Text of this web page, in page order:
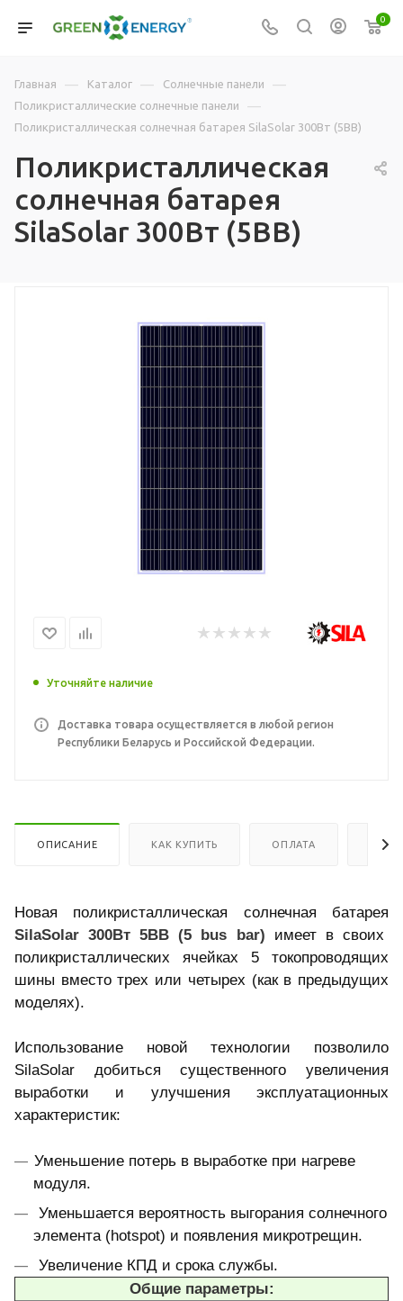
0
Главная — Каталог — Солнечные панели —
Поликристаллические солнечные панели —
Поликристаллическая солнечная батарея SilaSolar 300Вт (5BB)
Поликристаллическая
солнечная батарея
SilaSolar 300Вт (5BB)
Уточняйте наличие
Доставка товара осуществляется в любой регион
Республики Беларусь и Российской Федерации.
ОПИСАНИЕ КАК КУПИТЬ ОПЛАТА
Новая поликристаллическая солнечная батарея
SilaSolar 300Вт 5BB (5 bus bar) имеет в своих
поликристаллических ячейках 5 токопроводящих
шины вместо трех или четырех (как в предыдущих
моделях).
Использование новой технологии позволило
SilaSolar добиться существенного увеличения
выработки и улучшения эксплуатационных
характеристик:
Уменьшение потерь в выработке при нагреве
модуля.
Уменьшается вероятность выгорания солнечного
элемента (hotspot) и появления микротрещин.
Увеличение КПД и срока службы.
Общие параметры: